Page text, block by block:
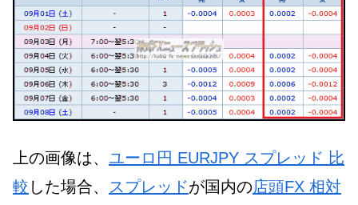
上の画像は、 ユーロ円 EURJPY スプレッド 比
較 した場合、 スプレッドが国内の店頭FX 相対